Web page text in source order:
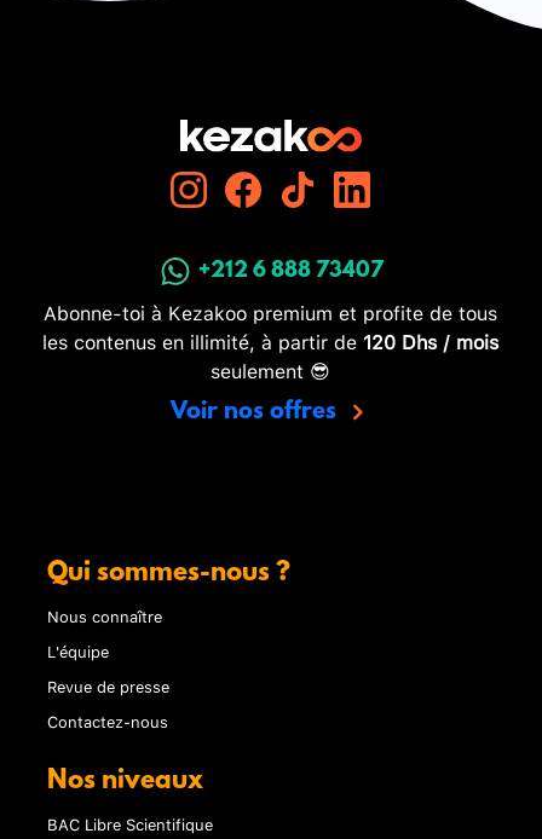
+212 6 888 73407
Abonne-toi à Kezakoo premium et profite de tous
les contenus en illimité, à partir de 120 Dhs / mois
seulement 😎
Voir nos offres
Qui sommes-nous ?
Nous connaître
L'équipe
Revue de presse
Contactez-nous
Nos niveaux
BAC Libre Scientifique